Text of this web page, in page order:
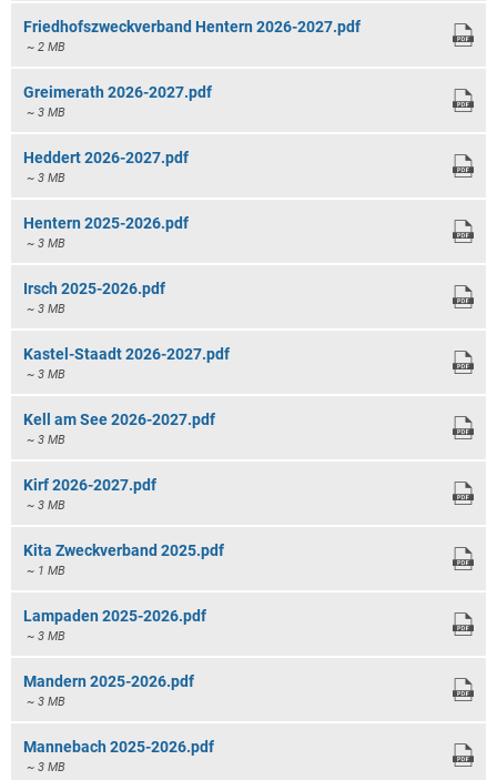
Friedhofszweckverband Hentern 2026-2027.pdf
~ 2 MB
Greimerath 2026-2027.pdf
~ 3 MB
Heddert 2026-2027.pdf
~ 3 MB
Hentern 2025-2026.pdf
~ 3 MB
Irsch 2025-2026.pdf
~ 3 MB
Kastel-Staadt 2026-2027.pdf
~ 3 MB
Kell am See 2026-2027.pdf
~ 3 MB
Kirf 2026-2027.pdf
~ 3 MB
Kita Zweckverband 2025.pdf
~ 1 MB
Lampaden 2025-2026.pdf
~ 3 MB
Mandern 2025-2026.pdf
~ 3 MB
Mannebach 2025-2026.pdf
~ 3 MB